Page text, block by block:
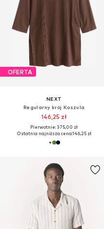
OFERTA
NEXT
Regularny krój Koszula
146,25 zł
Pierwotnie: 375,00 zł
Ostatnia najniższa cena:146,25 zł